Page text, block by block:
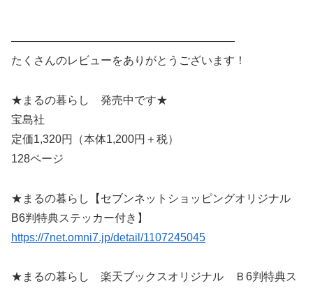
————————————————————
たくさんのレビューをありがとうございます！
★まるの暮らし 発売中です★
宝島社
定価1,320円（本体1,200円＋税）
128ページ
★まるの暮らし【セブンネットショッピングオリジナル
B6判特典ステッカー付き】
https://7net.omni7.jp/detail/1107245045
★まるの暮らし 楽天ブックスオリジナル Ｂ6判特典ス